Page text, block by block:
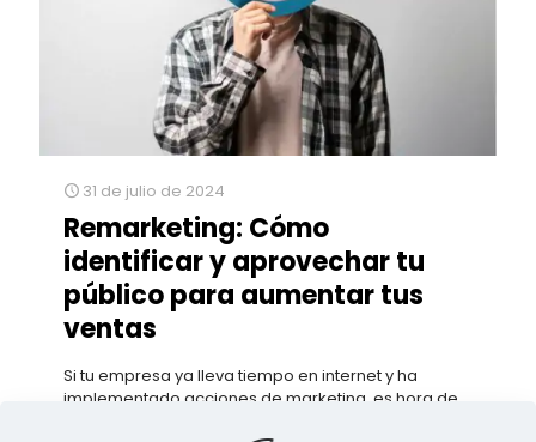
31 de julio de 2024
Remarketing: Cómo
identificar y aprovechar tu
público para aumentar tus
ventas
Si tu empresa ya lleva tiempo en internet y ha
implementado acciones de marketing, es hora de